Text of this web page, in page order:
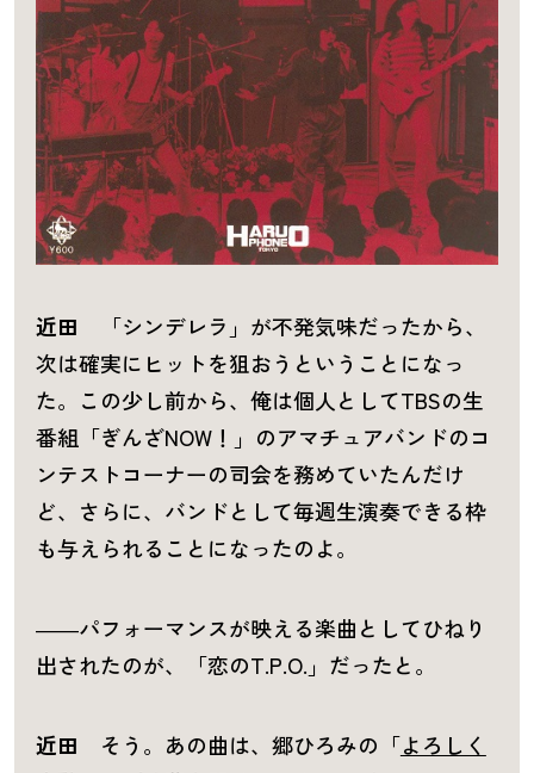
近田 「シンデレラ」が不発気味だったから、
次は確実にヒットを狙おうということになっ
た。この少し前から、俺は個人としてTBSの生
番組「ぎんざNOW！」のアマチュアバンドのコ
ンテストコーナーの司会を務めていたんだけ
ど、さらに、バンドとして毎週生演奏できる枠
も与えられることになったのよ。
――パフォーマンスが映える楽曲としてひねり
出されたのが、「恋のT.P.O.」だったと。
近田 そう。あの曲は、郷ひろみの「よろしく